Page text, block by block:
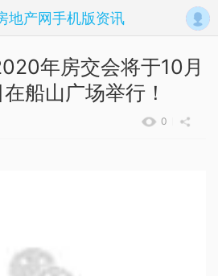
地产网手机版资讯
年房交会将于10月
船山广场举行！
0